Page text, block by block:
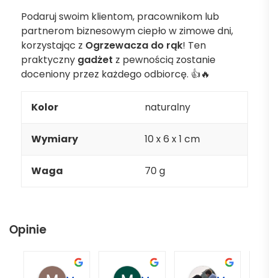
Podaruj swoim klientom, pracownikom lub
partnerom biznesowym ciepło w zimowe dni,
korzystając z Ogrzewacza do rąk! Ten
praktyczny gadżet z pewnością zostanie
doceniony przez każdego odbiorcę. 👍🔥
Kolor naturalny
Wymiary 10 x 6 x 1 cm
Waga 70 g
Opinie